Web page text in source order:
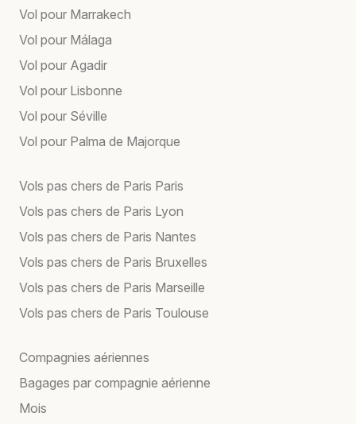
Vol pour Marrakech
Vol pour Málaga
Vol pour Agadir
Vol pour Lisbonne
Vol pour Séville
Vol pour Palma de Majorque
Vols pas chers de Paris Paris
Vols pas chers de Paris Lyon
Vols pas chers de Paris Nantes
Vols pas chers de Paris Bruxelles
Vols pas chers de Paris Marseille
Vols pas chers de Paris Toulouse
Compagnies aériennes
Bagages par compagnie aérienne
Mois